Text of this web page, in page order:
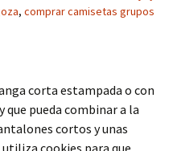
, comprar camisetas grupos
corta estampada o con
pueda combinar a la
cortos y unas
cookies para que